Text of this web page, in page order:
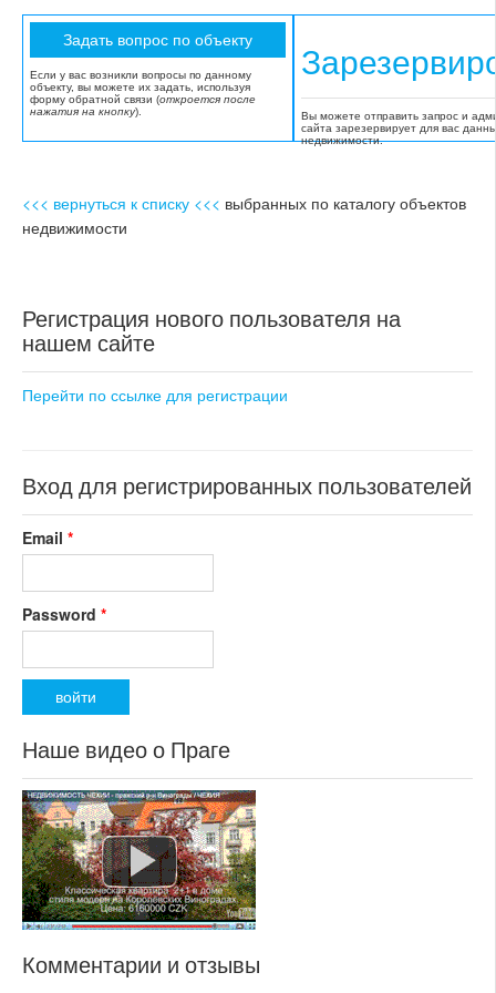
Если у вас возникли вопросы по данному
объекту, вы можете их задать, используя
форму обратной связи (откроется после
нажатия на кнопку).
Вы можете отправить запрос и
сайта зарезервирует для вас
недвижимости.
<<< вернуться к списку <<< выбранных по каталогу объектов
недвижимости
Регистрация нового пользователя на
нашем сайте
Перейти по ссылке для регистрации
Вход для регистрированных пользователей
Email *
Password *
Наше видео о Праге
Комментарии и отзывы